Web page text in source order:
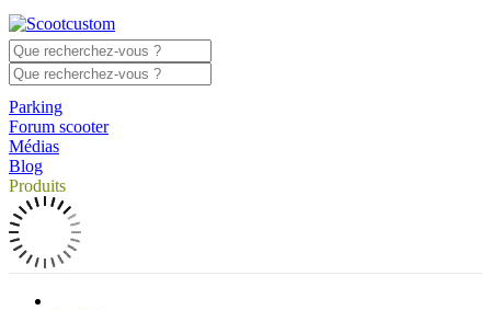
Parking
Forum scooter
Médias
Blog
Produits